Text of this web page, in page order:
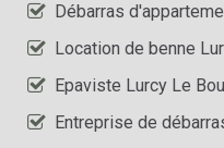
Débarras
Location de benne
Epaviste Lurcy Le
Entreprise de